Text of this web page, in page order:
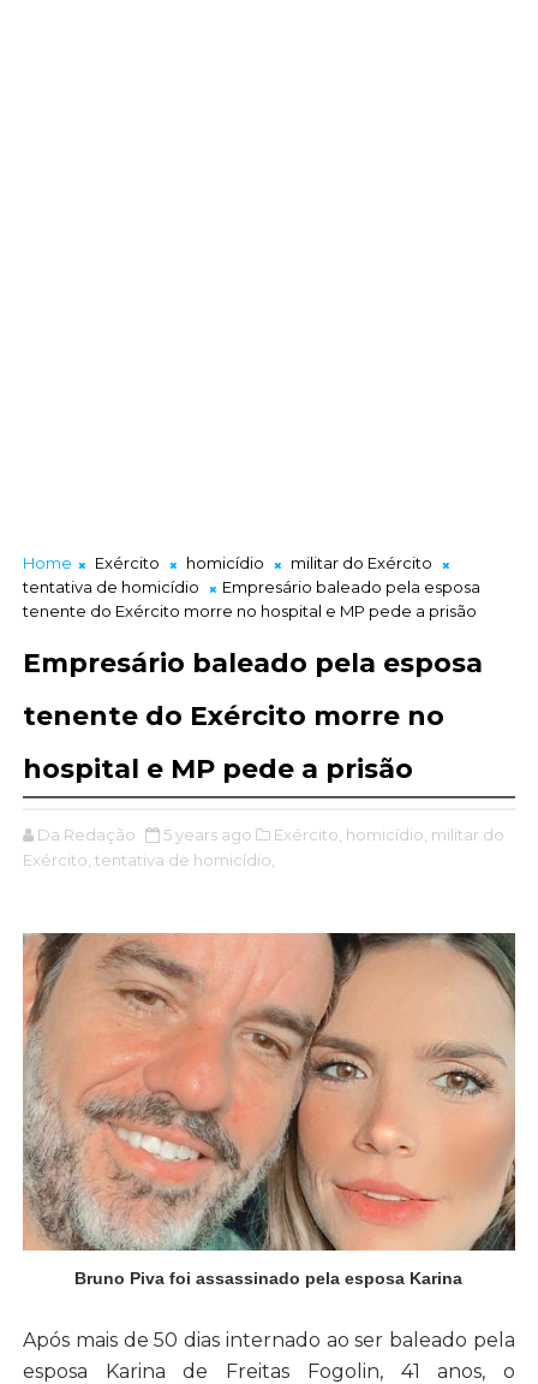
Home Exército homicídio
militar do Exército
tentativa de homicídio
Empresário baleado pela esposa
tenente do Exército morre no hospital e MP pede a prisão
Empresário baleado pela esposa
tenente do Exército morre no
hospital e MP pede a prisão
Da Redação 5 years ago Exército, homicídio, militar do
Exército, tentativa de homicídio,
Bruno Piva foi assassinado pela esposa Karina
Após mais de 50 dias internado ao ser baleado pela
esposa Karina de Freitas Fogolin, 41 anos, o